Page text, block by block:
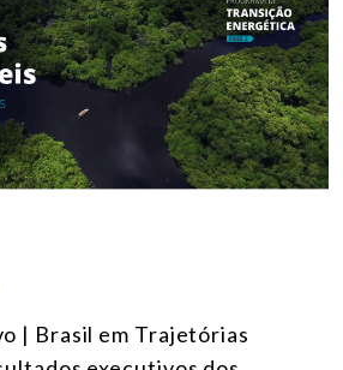
| Brasil em Trajetórias